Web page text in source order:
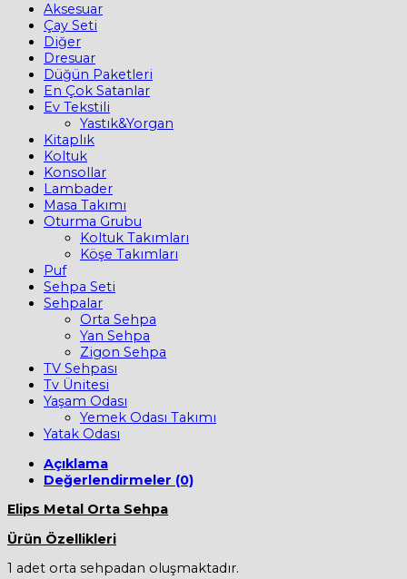
Aksesuar
Çay Seti
Diğer
Dresuar
Düğün Paketleri
En Çok Satanlar
Ev Tekstili
Yastık&Yorgan
Kitaplık
Koltuk
Konsollar
Lambader
Masa Takımı
Oturma Grubu
Koltuk Takımları
Köşe Takımları
Puf
Sehpa Seti
Sehpalar
Orta Sehpa
Yan Sehpa
Zigon Sehpa
TV Sehpası
Tv Ünitesi
Yaşam Odası
Yemek Odası Takımı
Yatak Odası
Açıklama
Değerlendirmeler (0)
Elips Metal Orta Sehpa
Ürün Özellikleri
1 adet orta sehpadan oluşmaktadır.